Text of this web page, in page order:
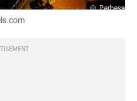
Perbesar